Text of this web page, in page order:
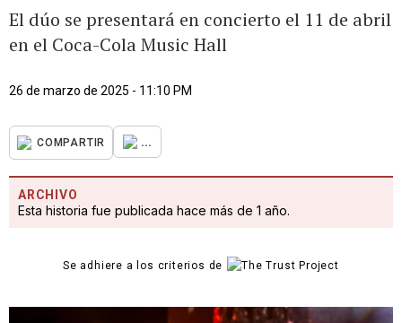
El dúo se presentará en concierto el 11 de abril
en el Coca-Cola Music Hall
26 de marzo de 2025 - 11:10 PM
COMPARTIR ...
ARCHIVO
Esta historia fue publicada hace más de 1 año.
Se adhiere a los criterios de